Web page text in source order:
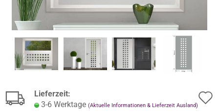
Lieferzeit:
3-6 Werktage (Aktuelle Informationen & Lieferzeit Ausland)